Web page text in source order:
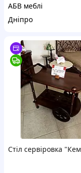
АБВ меблі
Дніпро
Стіл сервіровка